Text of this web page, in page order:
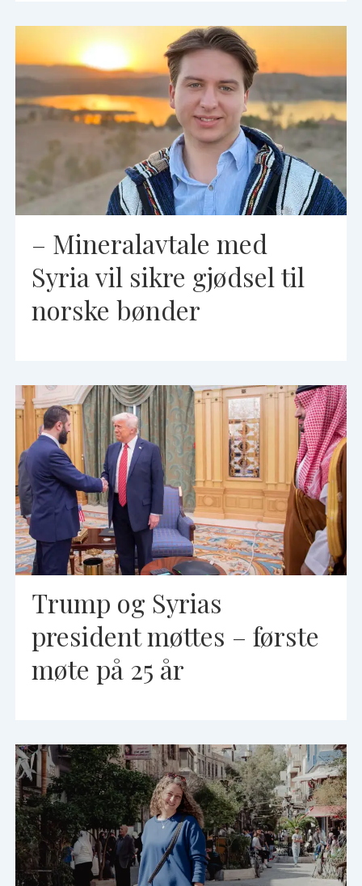
– Mineralavtale med
Syria vil sikre gjødsel til
norske bønder
Trump og Syrias
president møttes – første
møte på 25 år